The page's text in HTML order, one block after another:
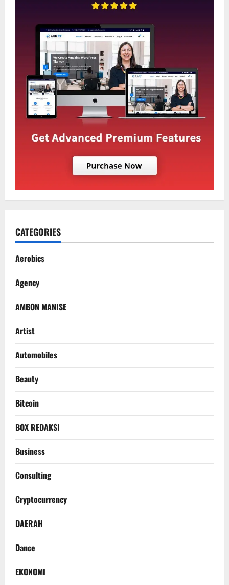
CATEGORIES
Aerobics
Agency
AMBON MANISE
Artist
Automobiles
Beauty
Bitcoin
BOX REDAKSI
Business
Consulting
Cryptocurrency
DAERAH
Dance
EKONOMI